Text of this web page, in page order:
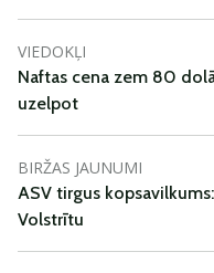
VIEDOKĻI
Naftas cena zem 80
uzelpot
BIRŽAS JAUNUMI
ASV tirgus
Volstrītu